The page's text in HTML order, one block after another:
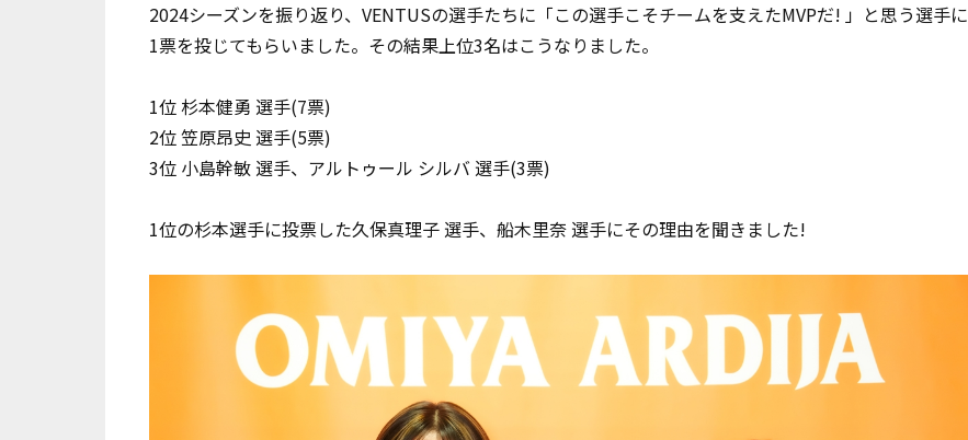
2024シーズンを振り返り、VENTUSの選手たちに「この選手こそチームを支えたMVPだ! 」と思う選手に
1票を投じてもらいました。その結果上位3名はこうなりました。
1位 杉本健勇 選手(7票)
2位 笠原昂史 選手(5票)
3位 小島幹敏 選手、アルトゥール シルバ 選手(3票)
1位の杉本選手に投票した久保真理子 選手、船木里奈 選手にその理由を聞きました!